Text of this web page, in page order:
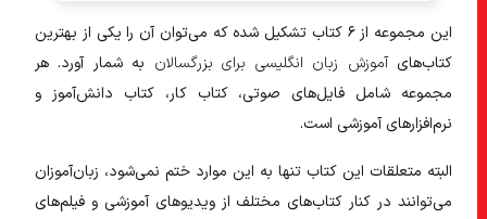
این مجموعه از ۶ کتاب تشکیل شده که می‌توان آن را یکی از بهترین
کتاب‌های آموزش زبان انگلیسی برای بزرگسالانبه شمار آورد. هر
مجموعه شامل فایل‌های صوتی، کتاب کار، کتاب دانش‌آموز و
نرم‌افزار‌های آموزشی است.
البته متعلقات این کتاب تنها به این موارد ختم نمی‌شود، زبان‌آموزان
می‌توانند در کنار کتاب‌های مختلف از ویدیو‌های آموزشی و فیلم‌های